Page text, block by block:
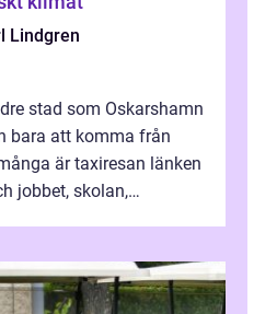
Lindgren
stad som Oskarshamn
bara att komma från
är taxiresan länken
jobbet, skolan,